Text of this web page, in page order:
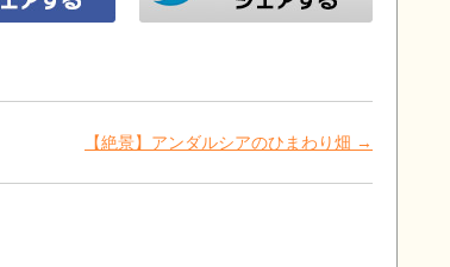
【絶景】アンダルシアのひまわり畑 →